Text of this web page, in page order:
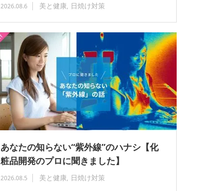
2026.08.6 美と健康 日焼け対策
あなたの知らない“紫外線”のハナシ【化
粧品開発のプロに聞きました】
2026.08.5 美と健康 日焼け対策